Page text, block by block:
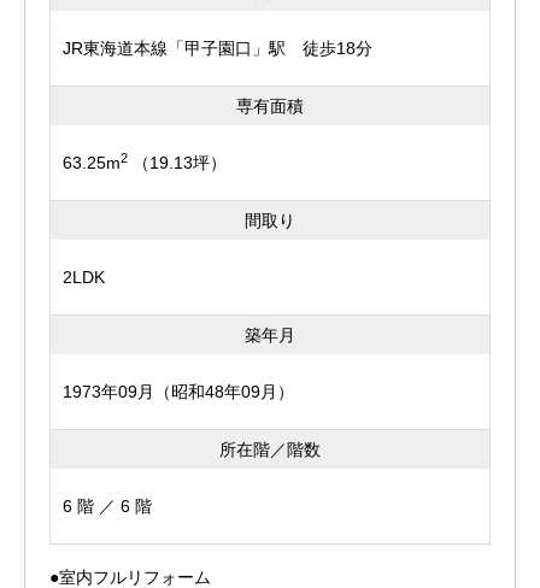
JR東海道本線「甲子園口」駅 徒歩18分
専有面積
63.25m2 （19.13坪）
間取り
2LDK
築年月
1973年09月（昭和48年09月）
所在階／階数
6 階 ／ 6 階
●室内フルリフォーム